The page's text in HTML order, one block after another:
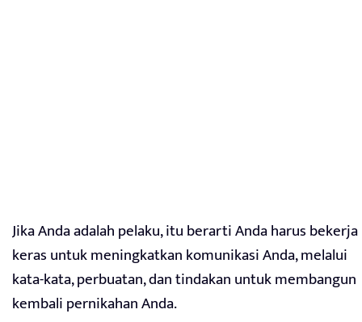
Jika Anda adalah pelaku, itu berarti Anda harus bekerja
keras untuk meningkatkan komunikasi Anda, melalui
kata-kata, perbuatan, dan tindakan untuk membangun
kembali pernikahan Anda.